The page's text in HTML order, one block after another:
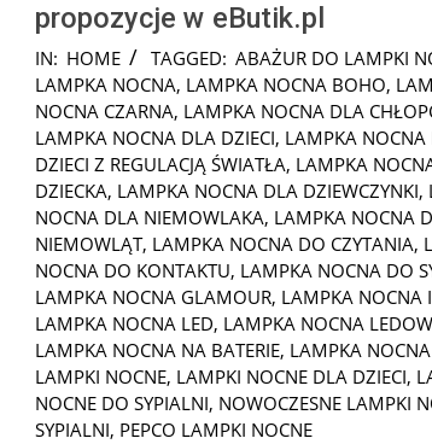
propozycje w eButik.pl
2025-
01-
19
IN: HOME TAGGED: ABAŻUR DO LAMPKI
LAMPKA NOCNA, LAMPKA NOCNA BOHO,
NOCNA CZARNA, LAMPKA NOCNA DLA
LAMPKA NOCNA DLA DZIECI, LAMPKA NOCNA
DZIECI Z REGULACJĄ ŚWIATŁA, LAMPKA
DZIECKA, LAMPKA NOCNA DLA DZIEWCZYNKI,
NOCNA DLA NIEMOWLAKA, LAMPKA NOCNA
NIEMOWLĄT, LAMPKA NOCNA DO CZYTANIA,
NOCNA DO KONTAKTU, LAMPKA NOCNA DO
LAMPKA NOCNA GLAMOUR, LAMPKA NOCNA
LAMPKA NOCNA LED, LAMPKA NOCNA
LAMPKA NOCNA NA BATERIE, LAMPKA NOCNA
LAMPKI NOCNE, LAMPKI NOCNE DLA DZIECI,
NOCNE DO SYPIALNI, NOWOCZESNE LAMPKI
SYPIALNI, PEPCO LAMPKI NOCNE